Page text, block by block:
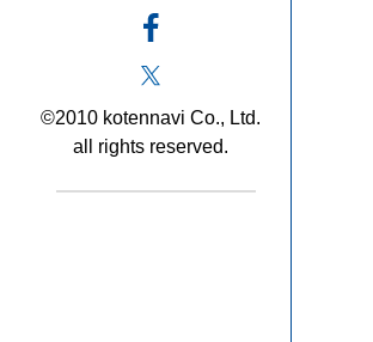
©2010 kotennavi Co., Ltd.
all rights reserved.